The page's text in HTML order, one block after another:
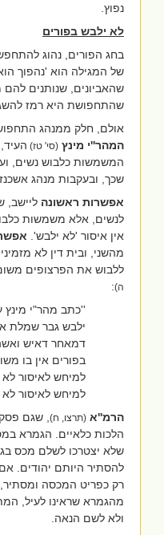
נפוץ.
לא ילבש בפורים
בחג הפורים, נהוג
של המגילה הוא 'נהפוך
שהאביונים, שנותנים להם
שהתחפושת היא רמז
אולם, חלק ממנהג
המהר''י מינץ (סי' טז)
המשמשות כלבוש נשים,
שכך, ובעקבות מנהג
אפשרות ראשונה ליישב,
לנשים, אלא משמשות
אין איסור 'לא ילבש'.
מהשני, ובית דין לא
ללבוש את הפרצופים
ה):
''כתב מהר"י מינץ
ילבש גבר שמלת
דמאחר דאיש
בפורים אין בו
למיחש לאיסור לא
למיחש לאיסור
הרמ''א (תרצו, ח) , שגם
הלכות כלאיים. הגמרא
שלא יצטרכו לשלם מכס
להסתיר היותם יהודים.
רק כפריט המכסה ומסתיר,
מהגמרא שראינו לעיל,
ולא לשם הנאה.